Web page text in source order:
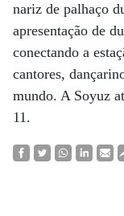
nariz de palhaço
apresentação de
conectando a
cantores,
mundo. A Soyuz
11.